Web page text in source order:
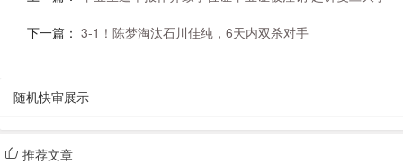
下一篇： 3-1！陈梦淘汰石川佳纯，6天内双杀对手
随机快审展示
推荐文章